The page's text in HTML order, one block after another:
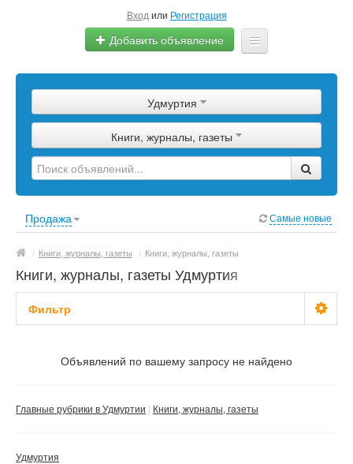
Вход или Регистрация
Добавить объявление
Сырье
Изделия
Оборудование
Удмуртия
Книги, журналы, газеты
Продажа Самые новые
/ Книги, журналы, газеты / Книги, журналы, газеты
Книги, журналы, газеты Удмуртия
Фильтр
Не важно
Частные
Объявлений по вашему запросу не найдено
Главные рубрики в Удмуртии Книги, журналы, газеты
Удмуртия